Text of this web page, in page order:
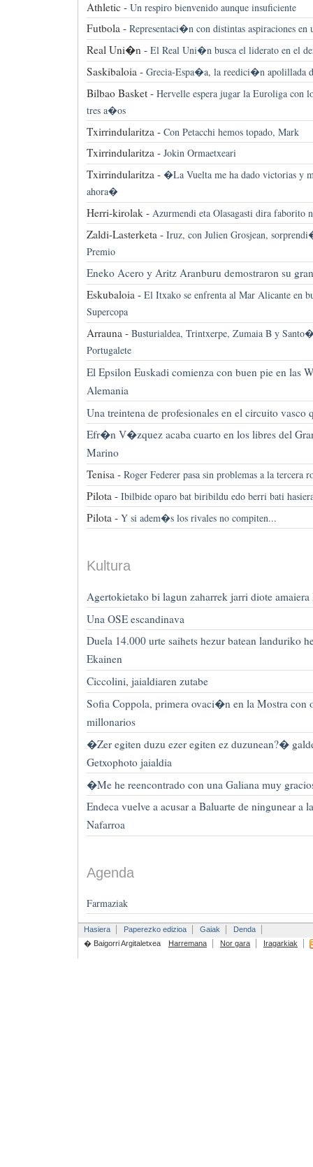
Athletic - Un respiro bienvenido aunque insuficiente
Futbola - Representaci�n con distintas aspiraciones en
Real Uni�n - El Real Uni�n busca el liderato en el
Saskibaloia - Grecia-Espa�a, la reedici�n apolillada
Bilbao Basket - Hervelle espera jugar la Euroliga con
tres a�os
Txirrindularitza - Con Petacchi hemos topado, Mark
Txirrindularitza - Jokin Ormaetxeari
Txirrindularitza - �La Vuelta me ha dado victorias y
ahora�
Herri-kirolak - Azurmendi eta Olasagasti dira faborito
Zaldi-Lasterketa - Iruz, con Julien Grosjean,
Premio
Eneko Acero y Aritz Aranburu demostraron su
Eskubaloia - El Itxako se enfrenta al Mar Alicante en
Supercopa
Arrauna - Busturialdea, Trintxerpe, Zumaia B y
Portugalete
El Epsilon Euskadi comienza con buen pie en las
Alemania
Una treintena de profesionales en el circuito vasco
Efr�n V�zquez acaba cuarto en los libres del
Marino
Tenisa - Roger Federer pasa sin problemas a la tercera
Pilota - Ibilbide oparo bat biribildu edo berri bati
Pilota - Y si adem�s los rivales no compiten...
Kultura
Agertokietako bi lagun zaharrek jarri diote
Una OSE escandinava
Duela 14.000 urte saihets hezur batean landuriko
Ekainen
Ciccolini, jaialdiaren zutabe
Sofia Coppola, primera ovaci�n en la Mostra con
millonarios
�Zer egiten duzu ezer egiten ez duzunean?�
Getxophoto jaialdia
�Me he reencontrado con una Galiana muy
Endeca vuelve a acusar a Baluarte de ningunear
Nafarroa
Agenda
Farmaziak
Hasiera Paperezko edizioa Gaiak
Denda
� Baigorri Argitaletxea
Harremana Nor gara Iragarkiak